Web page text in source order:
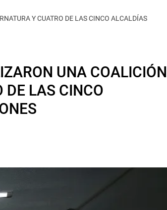
Y CUATRO DE LAS CINCO ALCALDÍAS
UNA COALICIÓN
DE LAS CINCO